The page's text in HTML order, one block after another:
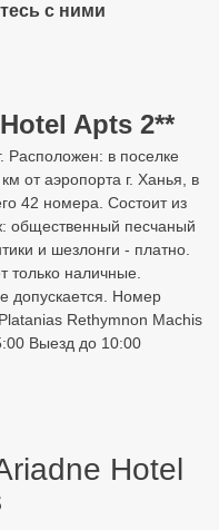
с ними
Apts 2**
Расположен: в поселке
от аэропорта г. Ханья, в
42 номера. Состоит из
общественный песчаный
и шезлонги - платно.
только наличные.
допускается. Номер
Rethymnon Machis
Выезд до 10:00
Hotel